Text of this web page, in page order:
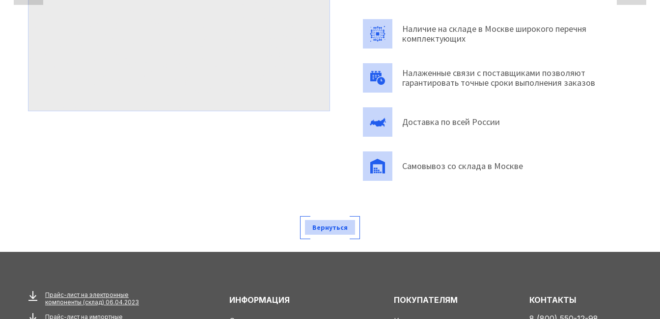
Наличие на складе в Москве широкого перечня
комплектующих
Налаженные связи с поставщиками позволяют
гарантировать точные сроки выполнения заказов
Доставка по всей России
Самовывоз со склада в Москве
Вернуться
Прайс-лист на электронные
компоненты (склад) 06.04.2023
Прайс-лист на импортные
ИНФОРМАЦИЯ ПОКУПАТЕЛЯМ
КОНТАКТЫ